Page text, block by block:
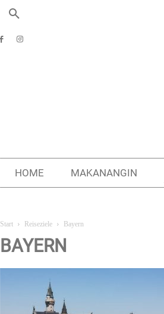
HOME MAKANANGIN
Start Reiseziele Bayern
BAYERN